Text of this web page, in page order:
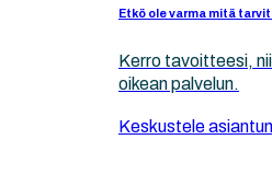
Etkö ole varma mitä
Kerro tavoitteesi,
oikean palvelun.
Keskustele